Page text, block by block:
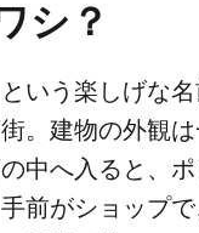
シ？
と​いう​楽しげな​
。​建物の​外観
中へ​入ると、​
前が​ショップ